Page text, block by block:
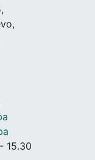
15.30